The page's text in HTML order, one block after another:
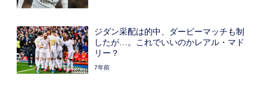
ジダン采配は的中、ダービーマッチも制
したが…。これでいいのかレアル・マド
リー？
7年前